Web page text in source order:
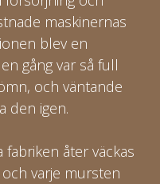
maskinernas
blev en
gång var så full
och väntande
den igen.
åter väckas
varje mursten